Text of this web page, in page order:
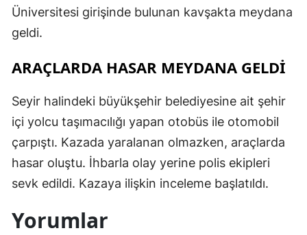
Üniversitesi girişinde bulunan kavşakta meydana
geldi.
ARAÇLARDA HASAR MEYDANA GELDİ
Seyir halindeki büyükşehir belediyesine ait şehir
içi yolcu taşımacılığı yapan otobüs ile otomobil
çarpıştı. Kazada yaralanan olmazken, araçlarda
hasar oluştu. İhbarla olay yerine polis ekipleri
sevk edildi. Kazaya ilişkin inceleme başlatıldı.
Yorumlar